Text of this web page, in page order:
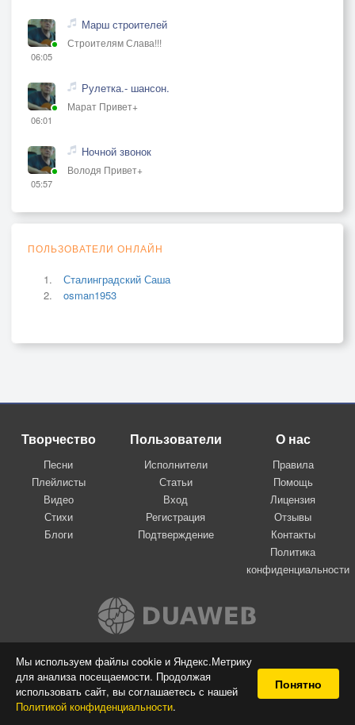
Мы используем файлы cookie и Яндекс.Метрику
для анализа посещаемости. Продолжая
использовать сайт, вы соглашаетесь с нашей
Политикой конфиденциальности.
Понятно
06:05
Марш строителей
Строителям Слава!!!
06:01
Рулетка.- шансон.
Марат Привет+
05:57
Ночной звонок
Володя Привет+
ПОЛЬЗОВАТЕЛИ ОНЛАЙН
Сталинградский Саша
osman1953
Творчество
Песни
Плейлисты
Видео
Стихи
Блоги
Пользователи
Исполнители
Статьи
Вход
Регистрация
Подтверждение
О нас
Правила
Помощь
Лицензия
Отзывы
Контакты
Политика
конфиденциальности
Вконтакте
© 2009-2026 Я-пою
Музыкальный сайт самовыражения